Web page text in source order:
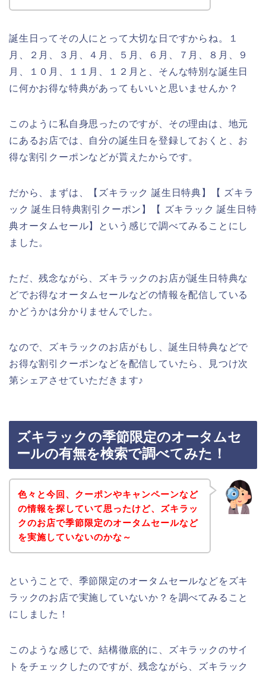
誕生日ってその人にとって大切な日ですからね。１
月、２月、３月、４月、５月、６月、７月、８月、９
月、１０月、１１月、１２月と、そんな特別な誕生日
に何かお得な特典があってもいいと思いませんか？
このように私自身思ったのですが、その理由は、地元
にあるお店では、自分の誕生日を登録しておくと、お
得な割引クーポンなどが貰えたからです。
だから、まずは、【ズキラック 誕生日特典】【 ズキラ
ック 誕生日特典割引クーポン】【 ズキラック 誕生日特
典オータムセール】という感じで調べてみることにし
ました。
ただ、残念ながら、ズキラックのお店が誕生日特典な
どでお得なオータムセールなどの情報を配信している
かどうかは分かりませんでした。
なので、ズキラックのお店がもし、誕生日特典などで
お得な割引クーポンなどを配信していたら、見つけ次
第シェアさせていただきます♪
ズキラックの季節限定のオータムセ
ールの有無を検索で調べてみた！
色々と今回、クーポンやキャンペーンなど
の情報を探していて思ったけど、ズキラッ
クのお店で季節限定のオータムセールなど
を実施していないのかな～
ということで、季節限定のオータムセールなどをズキ
ラックのお店で実施していないか？を調べてみること
にしました！
このような感じで、結構徹底的に、ズキラックのサイ
トをチェックしたのですが、残念ながら、ズキラック